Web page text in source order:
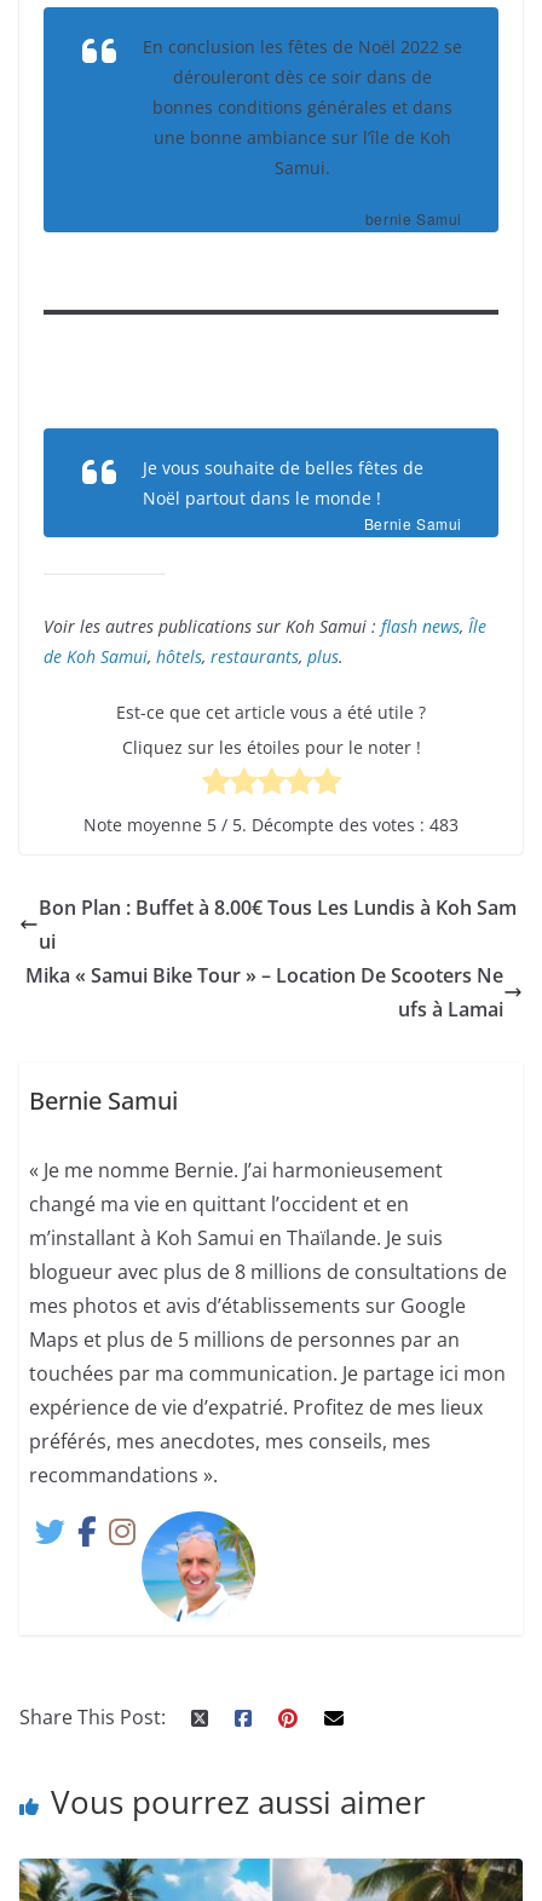
En conclusion les fêtes de Noël 2022 se
dérouleront dès ce soir dans de
bonnes conditions générales et dans
une bonne ambiance sur l’île de Koh
Samui.
bernie Samui
Je vous souhaite de belles fêtes de
Noël partout dans le monde !
Bernie Samui
Voir les autres publications sur Koh Samui : flash news, Île
de Koh Samui, hôtels, restaurants, plus.
Est-ce que cet article vous a été utile ?
Cliquez sur les étoiles pour le noter !
Note moyenne 5 / 5. Décompte des votes : 483
Bon Plan : Buffet à 8.00€ Tous Les Lundis à Koh Sam
ui
Mika « Samui Bike Tour » – Location De Scooters Ne
ufs à Lamai
Bernie Samui
« Je me nomme Bernie. J’ai harmonieusement
changé ma vie en quittant l’occident et en
m’installant à Koh Samui en Thaïlande. Je suis
blogueur avec plus de 8 millions de consultations de
mes photos et avis d’établissements sur Google
Maps et plus de 5 millions de personnes par an
touchées par ma communication. Je partage ici mon
expérience de vie d’expatrié. Profitez de mes lieux
préférés, mes anecdotes, mes conseils, mes
recommandations ».
Share This Post:
Vous pourrez aussi aimer